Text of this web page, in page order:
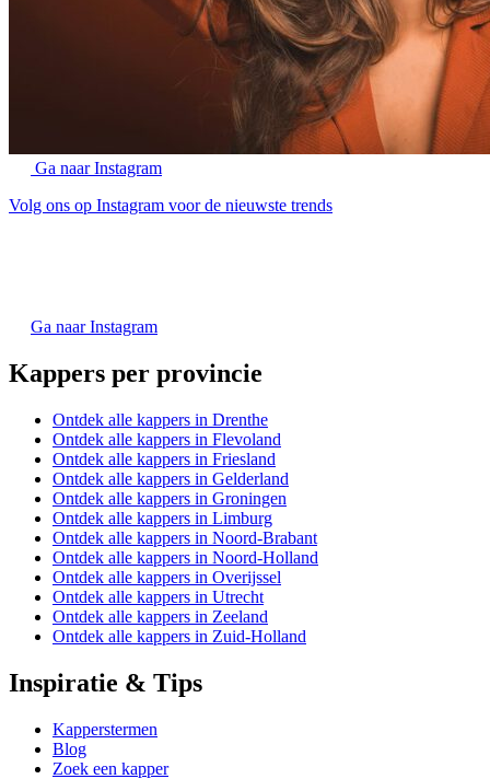
Ga naar Instagram
Volg ons op Instagram voor de nieuwste trends
Ga naar Instagram
Kappers per provincie
Ontdek alle kappers in Drenthe
Ontdek alle kappers in Flevoland
Ontdek alle kappers in Friesland
Ontdek alle kappers in Gelderland
Ontdek alle kappers in Groningen
Ontdek alle kappers in Limburg
Ontdek alle kappers in Noord-Brabant
Ontdek alle kappers in Noord-Holland
Ontdek alle kappers in Overijssel
Ontdek alle kappers in Utrecht
Ontdek alle kappers in Zeeland
Ontdek alle kappers in Zuid-Holland
Inspiratie & Tips
Kapperstermen
Blog
Zoek een kapper